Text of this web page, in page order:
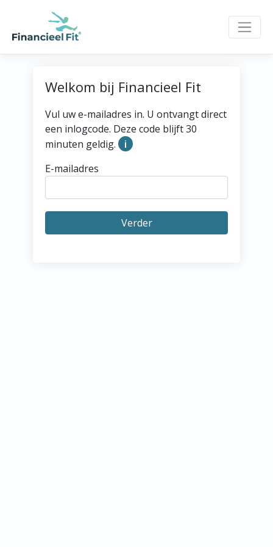
Welkom bij Financieel Fit
Vul uw e-mailadres in. U ontvangt direct
een inlogcode. Deze code blijft 30
minuten geldig.
i
E-mailadres